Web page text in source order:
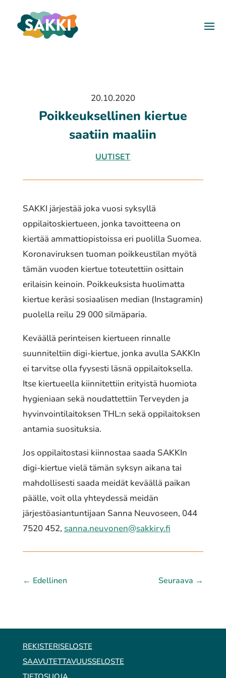
20.10.2020
Poikkeuksellinen kiertue
saatiin maaliin
UUTISET
SAKKI järjestää joka vuosi syksyllä
oppilaitoskiertueen, jonka tavoitteena on
kiertää ammattiopistoissa eri puolilla Suomea.
Koronaviruksen tuoman poikkeustilan myötä
tämän vuoden kiertue toteutettiin osittain
erilaisin keinoin. Poikkeuksista huolimatta
kiertue keräsi sosiaalisen median (Instagramin)
puolella reilu 29 000 silmäparia.
Keväällä perinteisen kiertueen rinnalle
suunniteltiin digi-kiertue, jonka avulla SAKKIn
ei tarvitse olla fyysesti läsnä oppilaitoksella.
Itse kiertueella kiinnitettiin erityistä huomiota
hygieniaan sekä noudattettiin Terveyden ja
hyvinvointilaitoksen THL:n sekä oppilaitoksen
antamia suosituksia.
Jos oppilaitostasi kiinnostaa saada SAKKIn
digi-kiertue vielä tämän syksyn aikana tai
mahdollisesti saada meidät keväällä paikan
päälle, voit olla yhteydessä meidän
järjestöasiantuntijaan Sanna Neuvoseen, 044
7520 452, sanna.neuvonen@sakkiry.fi
← Edellinen Seuraava →
REKISTERISELOSTE
SAAVUTETTAVUUSSELOSTE